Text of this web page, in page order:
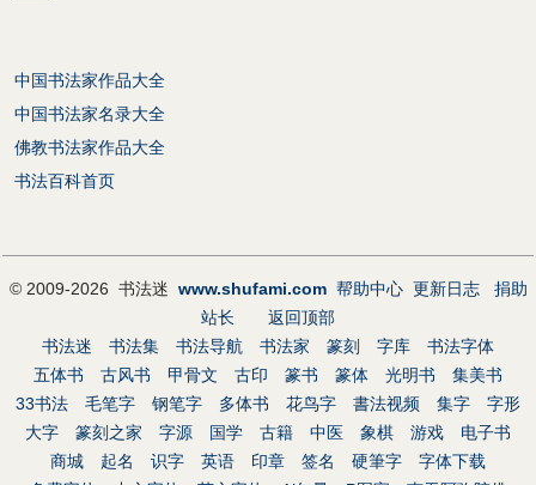
中国书法家作品大全
中国书法家名录大全
佛教书法家作品大全
书法百科首页
© 2009-2026 书法迷 www.shufami.com 帮助中心 更新日志
捐助
站长
返回顶部
书法迷
书法集 书法导航 书法家 篆刻 字库
书法字体
五体书
古风书 甲骨文 古印 篆书 篆体 光明书
集美书
33书法
毛笔字 钢笔字 多体书 花鸟字 書法视频 集字
字形
大字
篆刻之家 字源 国学 古籍 中医 象棋 游戏
电子书
商城
起名 识字 英语 印章 签名 硬筆字
字体下载